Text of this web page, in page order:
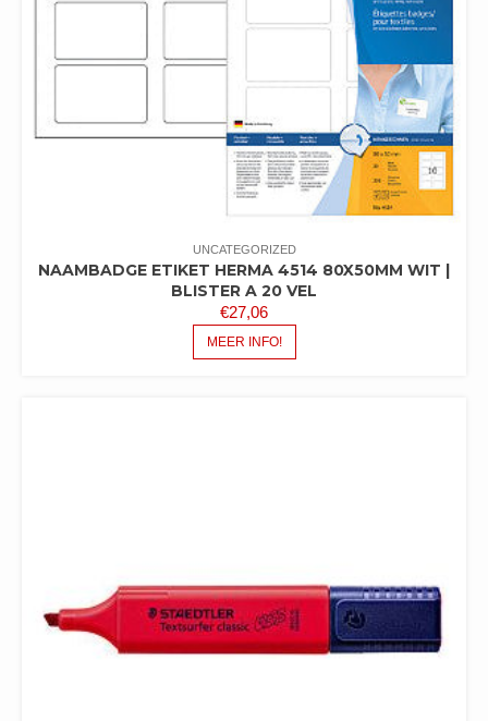
UNCATEGORIZED
NAAMBADGE ETIKET HERMA 4514 80X50MM WIT |
BLISTER A 20 VEL
€27,06
MEER INFO!